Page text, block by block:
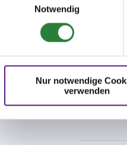
Notwendig
Nur notwendige
verwenden
der Plätze:
Zeitenteilung:
Sa. vorm.: 1,2;